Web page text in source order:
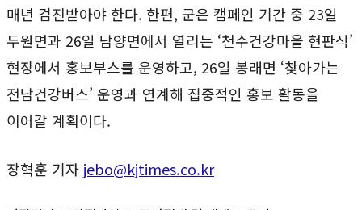
매년 검진받아야 한다. 한편, 군은 캠페인 기간 중 23일
두원면과 26일 남양면에서 열리는 ‘천수건강마을 현판식’
현장에서 홍보부스를 운영하고, 26일 봉래면 ‘찾아가는
전남건강버스’ 운영과 연계해 집중적인 홍보 활동을
이어갈 계획이다.
장혁훈 기자 jebo@kjtimes.co.kr